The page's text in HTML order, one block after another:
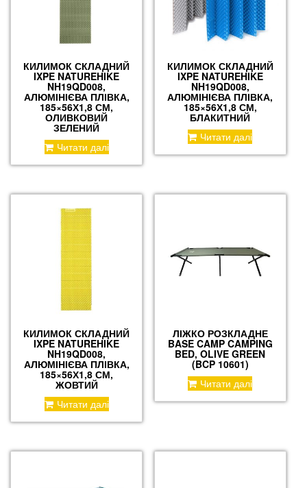
КИЛИМОК СКЛАДНИЙ
IXPE NATUREHIKE
NH19QD008,
АЛЮМІНІЄВА ПЛІВКА,
185×56Х1,8 СМ,
ОЛИВКОВИЙ
ЗЕЛЕНИЙ
Читати далі
КИЛИМОК СКЛАДНИЙ
IXPE NATUREHIKE
NH19QD008,
АЛЮМІНІЄВА ПЛІВКА,
185×56Х1,8 СМ,
БЛАКИТНИЙ
Читати далі
КИЛИМОК СКЛАДНИЙ
IXPE NATUREHIKE
NH19QD008,
АЛЮМІНІЄВА ПЛІВКА,
185×56Х1,8 СМ,
ЖОВТИЙ
Читати далі
ЛІЖКО РОЗКЛАДНЕ
BASE CAMP CAMPING
BED, OLIVE GREEN
(BCP 10601)
Читати далі